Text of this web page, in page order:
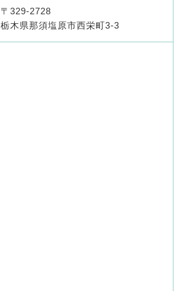
〒329-2728
栃木県那須塩原市西栄町3-3